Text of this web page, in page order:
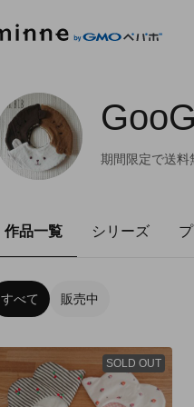
期間限定で送料
作品一覧 シリーズ
すべて 販売中
SOLD OUT